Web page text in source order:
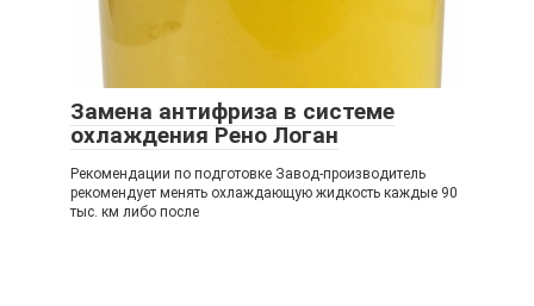
Замена антифриза в системе
охлаждения Рено Логан
Рекомендации по подготовке Завод-производитель
рекомендует менять охлаждающую жидкость каждые 90
тыс. км либо после